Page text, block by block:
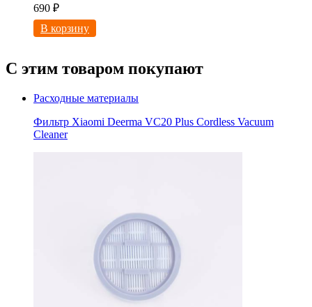
690 ₽
В корзину
С этим товаром покупают
Расходные материалы
Фильтр Xiaomi Deerma VC20 Plus Cordless Vacuum
Cleaner